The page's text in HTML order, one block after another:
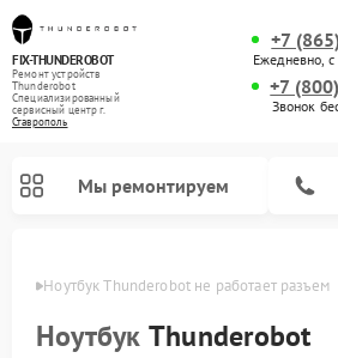
FIX-THUNDEROBOT
Ремонт устройств
Thunderobot
Специализированный
cервисный центр г.
Ставрополь
+7
Ежедневно,
+7
Звонок
Мы ремонтируем
Ноутбук Thunderobot не работает разъем
Ноутбук Thunderobot